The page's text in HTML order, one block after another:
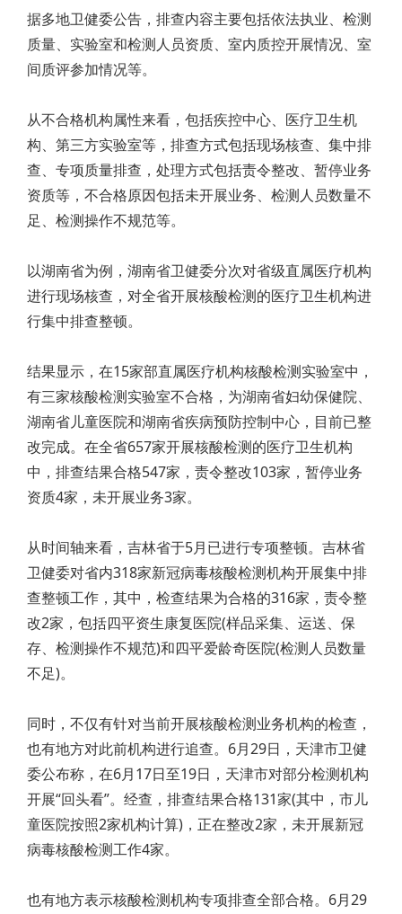
据多地卫健委公告，排查内容主要包括依法执业、检测
质量、实验室和检测人员资质、室内质控开展情况、室
间质评参加情况等。
从不合格机构属性来看，包括疾控中心、医疗卫生机
构、第三方实验室等，排查方式包括现场核查、集中排
查、专项质量排查，处理方式包括责令整改、暂停业务
资质等，不合格原因包括未开展业务、检测人员数量不
足、检测操作不规范等。
以湖南省为例，湖南省卫健委分次对省级直属医疗机构
进行现场核查，对全省开展核酸检测的医疗卫生机构进
行集中排查整顿。
结果显示，在15家部直属医疗机构核酸检测实验室中，
有三家核酸检测实验室不合格，为湖南省妇幼保健院、
湖南省儿童医院和湖南省疾病预防控制中心，目前已整
改完成。在全省657家开展核酸检测的医疗卫生机构
中，排查结果合格547家，责令整改103家，暂停业务
资质4家，未开展业务3家。
从时间轴来看，吉林省于5月已进行专项整顿。吉林省
卫健委对省内318家新冠病毒核酸检测机构开展集中排
查整顿工作，其中，检查结果为合格的316家，责令整
改2家，包括四平资生康复医院(样品采集、运送、保
存、检测操作不规范)和四平爱龄奇医院(检测人员数量
不足)。
同时，不仅有针对当前开展核酸检测业务机构的检查，
也有地方对此前机构进行追查。6月29日，天津市卫健
委公布称，在6月17日至19日，天津市对部分检测机构
开展“回头看”。经查，排查结果合格131家(其中，市儿
童医院按照2家机构计算)，正在整改2家，未开展新冠
病毒核酸检测工作4家。
也有地方表示核酸检测机构专项排查全部合格。6月29